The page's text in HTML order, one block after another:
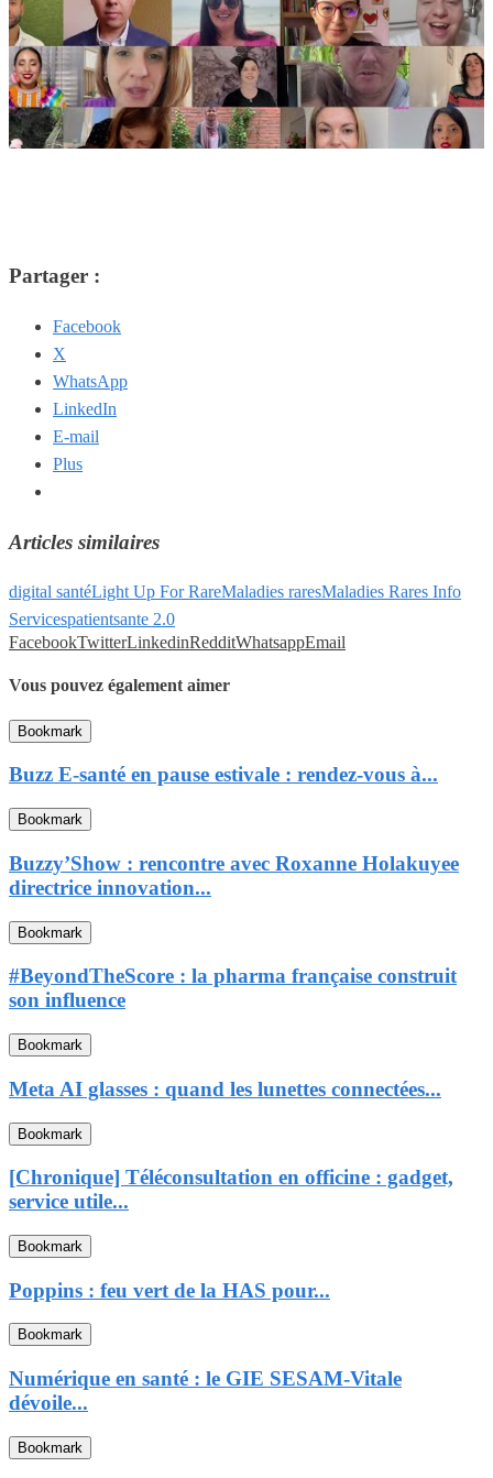
Partager :
Facebook
X
WhatsApp
LinkedIn
E-mail
Plus
Articles similaires
digital santéLight Up For RareMaladies raresMaladies Rares Info
Servicespatientsante 2.0
FacebookTwitterLinkedinRedditWhatsappEmail
Vous pouvez également aimer
Bookmark
Buzz E-santé en pause estivale : rendez-vous à...
Bookmark
Buzzy’Show : rencontre avec Roxanne Holakuyee
directrice innovation...
Bookmark
#BeyondTheScore : la pharma française construit
son influence
Bookmark
Meta AI glasses : quand les lunettes connectées...
Bookmark
[Chronique] Téléconsultation en officine : gadget,
service utile...
Bookmark
Poppins : feu vert de la HAS pour...
Bookmark
Numérique en santé : le GIE SESAM-Vitale
dévoile...
Bookmark